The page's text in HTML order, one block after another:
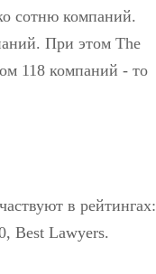
сотню компаний.
При этом The
118 компаний - то
в рейтингах:
Best Lawyers.